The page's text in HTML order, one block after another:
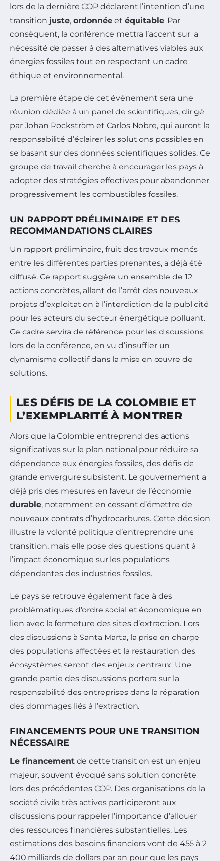
lors de la dernière COP déclarent l’intention d’une
transition juste, ordonnée et équitable. Par
conséquent, la conférence mettra l’accent sur la
nécessité de passer à des alternatives viables aux
énergies fossiles tout en respectant un cadre
éthique et environnemental.
La première étape de cet événement sera une
réunion dédiée à un panel de scientifiques, dirigé
par Johan Rockström et Carlos Nobre, qui auront la
responsabilité d’éclairer les solutions possibles en
se basant sur des données scientifiques solides. Ce
groupe de travail cherche à encourager les pays à
adopter des stratégies effectives pour abandonner
progressivement les combustibles fossiles.
UN RAPPORT PRÉLIMINAIRE ET DES
RECOMMANDATIONS CLAIRES
Un rapport préliminaire, fruit des travaux menés
entre les différentes parties prenantes, a déjà été
diffusé. Ce rapport suggère un ensemble de 12
actions concrètes, allant de l’arrêt des nouveaux
projets d’exploitation à l’interdiction de la publicité
pour les acteurs du secteur énergétique polluant.
Ce cadre servira de référence pour les discussions
lors de la conférence, en vu d’insuffler un
dynamisme collectif dans la mise en œuvre de
solutions.
LES DÉFIS DE LA COLOMBIE ET
L’EXEMPLARITÉ À MONTRER
Alors que la Colombie entreprend des actions
significatives sur le plan national pour réduire sa
dépendance aux énergies fossiles, des défis de
grande envergure subsistent. Le gouvernement a
déjà pris des mesures en faveur de l’économie
durable, notamment en cessant d’émettre de
nouveaux contrats d’hydrocarbures. Cette décision
illustre la volonté politique d’entreprendre une
transition, mais elle pose des questions quant à
l’impact économique sur les populations
dépendantes des industries fossiles.
Le pays se retrouve également face à des
problématiques d’ordre social et économique en
lien avec la fermeture des sites d’extraction. Lors
des discussions à Santa Marta, la prise en charge
des populations affectées et la restauration des
écosystèmes seront des enjeux centraux. Une
grande partie des discussions portera sur la
responsabilité des entreprises dans la réparation
des dommages liés à l’extraction.
FINANCEMENTS POUR UNE TRANSITION
NÉCESSAIRE
Le financement de cette transition est un enjeu
majeur, souvent évoqué sans solution concrète
lors des précédentes COP. Des organisations de la
société civile très actives participeront aux
discussions pour rappeler l’importance d’allouer
des ressources financières substantielles. Les
estimations des besoins financiers vont de 455 à 2
400 milliards de dollars par an pour que les pays